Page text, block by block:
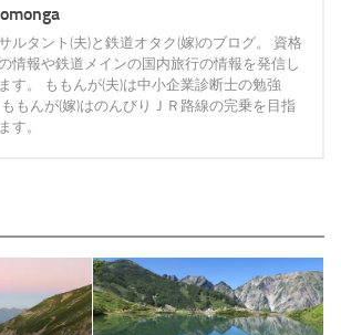
ルタント(夫)と鉄道オタク(嫁)のブログ。 資格
情報や鉄道メインの国内旅行の情報を発信し
す。 ももんが(夫)は中小企業診断士の勉強
もんが(嫁)はのんびりＪＲ路線の完乗を目指
す。